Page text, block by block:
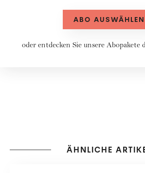
ABO AUSWÄHLEN
oder entdecken Sie unsere Abopakete
ÄHNLICHE